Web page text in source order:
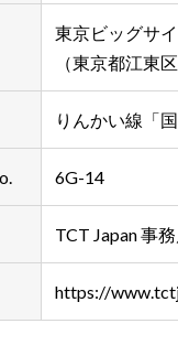
東京ビッグサ
（東京都江東
りんかい線「
6G-14
TCT Japan 事
https://